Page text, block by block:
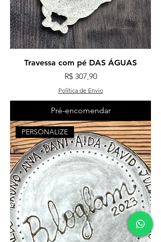
Travessa com pé DAS ÁGUAS
Preço
R$ 307,90
Política de Envio
Pré-encomendar
PERSONALIZE